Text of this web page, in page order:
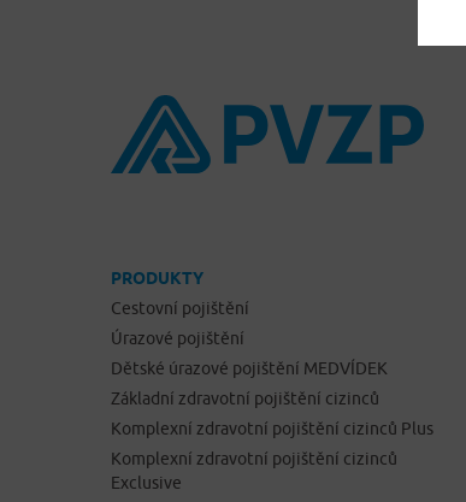
PRODUKTY
Cestovní pojištění
Úrazové pojištění
Dětské úrazové pojištění MEDVÍDEK
Základní zdravotní pojištění cizinců
Komplexní zdravotní pojištění cizinců Plus
Komplexní zdravotní pojištění cizinců
Exclusive